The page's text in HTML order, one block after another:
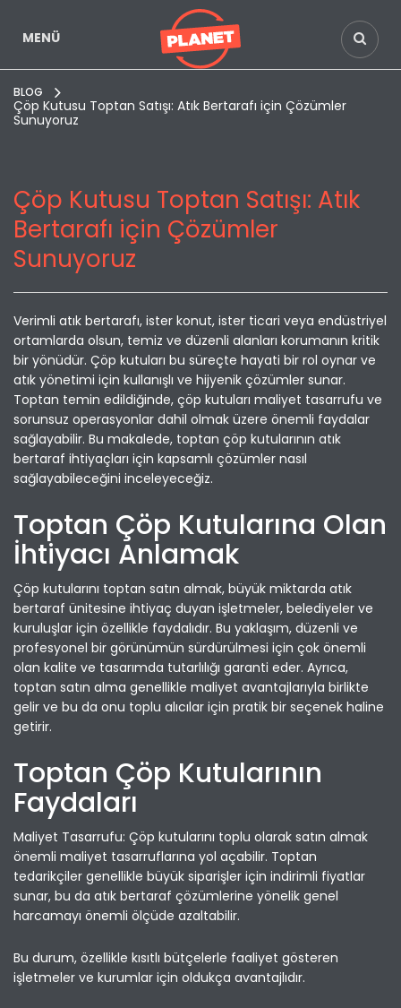
MENÜ
BLOG
Çöp Kutusu Toptan Satışı: Atık Bertarafı için Çözümler
Sunuyoruz
Çöp Kutusu Toptan Satışı: Atık
Bertarafı için Çözümler
Sunuyoruz
Verimli atık bertarafı, ister konut, ister ticari veya endüstriyel
ortamlarda olsun, temiz ve düzenli alanları korumanın kritik
bir yönüdür. Çöp kutuları bu süreçte hayati bir rol oynar ve
atık yönetimi için kullanışlı ve hijyenik çözümler sunar.
Toptan temin edildiğinde, çöp kutuları maliyet tasarrufu ve
sorunsuz operasyonlar dahil olmak üzere önemli faydalar
sağlayabilir. Bu makalede, toptan çöp kutularının atık
bertaraf ihtiyaçları için kapsamlı çözümler nasıl
sağlayabileceğini inceleyeceğiz.
Toptan Çöp Kutularına Olan
İhtiyacı Anlamak
Çöp kutularını toptan satın almak, büyük miktarda atık
bertaraf ünitesine ihtiyaç duyan işletmeler, belediyeler ve
kuruluşlar için özellikle faydalıdır. Bu yaklaşım, düzenli ve
profesyonel bir görünümün sürdürülmesi için çok önemli
olan kalite ve tasarımda tutarlılığı garanti eder. Ayrıca,
toptan satın alma genellikle maliyet avantajlarıyla birlikte
gelir ve bu da onu toplu alıcılar için pratik bir seçenek haline
getirir.
Toptan Çöp Kutularının
Faydaları
Maliyet Tasarrufu: Çöp kutularını toplu olarak satın almak
önemli maliyet tasarruflarına yol açabilir. Toptan
tedarikçiler genellikle büyük siparişler için indirimli fiyatlar
sunar, bu da atık bertaraf çözümlerine yönelik genel
harcamayı önemli ölçüde azaltabilir.
Bu durum, özellikle kısıtlı bütçelerle faaliyet gösteren
işletmeler ve kurumlar için oldukça avantajlıdır.